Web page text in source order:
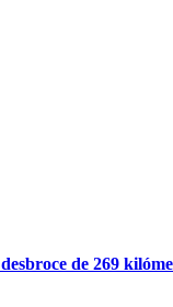
de 269